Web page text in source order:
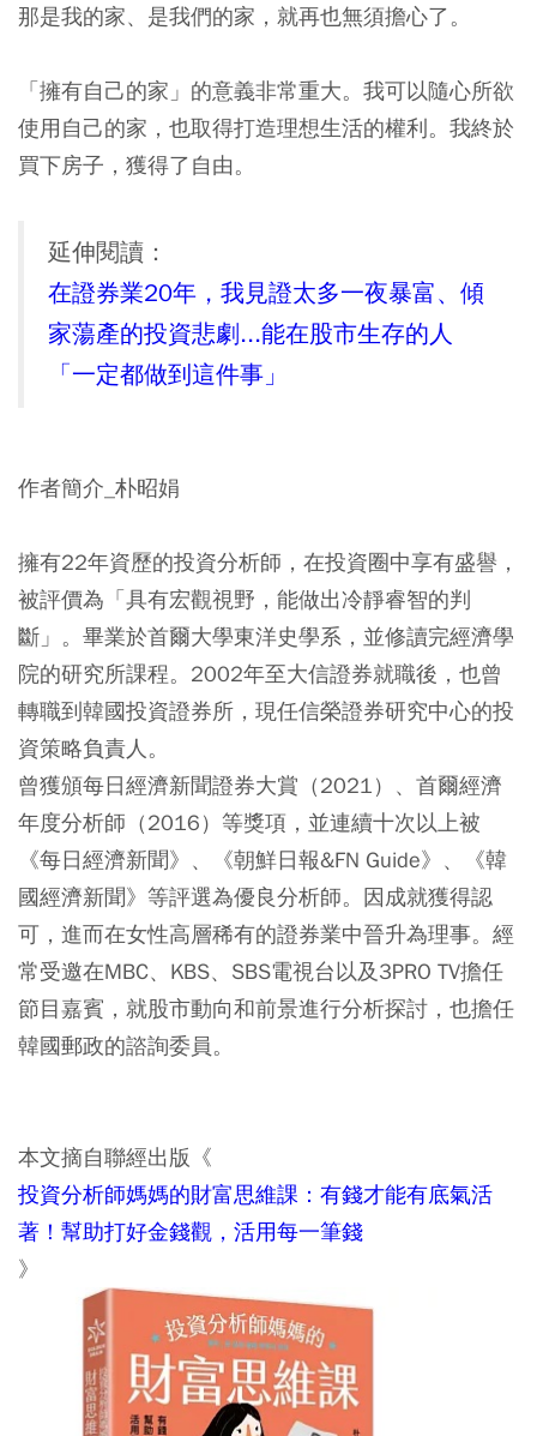
那是我的家、是我們的家，就再也無須擔心了。
「擁有自己的家」的意義非常重大。我可以隨心所欲
使用自己的家，也取得打造理想生活的權利。我終於
買下房子，獲得了自由。
延伸閱讀：
在證券業20年，我見證太多一夜暴富、傾
家蕩產的投資悲劇...能在股市生存的人
「一定都做到這件事」
作者簡介_朴昭娟
擁有22年資歷的投資分析師，在投資圈中享有盛譽，
被評價為「具有宏觀視野，能做出冷靜睿智的判
斷」。畢業於首爾大學東洋史學系，並修讀完經濟學
院的研究所課程。2002年至大信證券就職後，也曾
轉職到韓國投資證券所，現任信榮證券研究中心的投
資策略負責人。
曾獲頒每日經濟新聞證券大賞（2021）、首爾經濟
年度分析師（2016）等獎項，並連續十次以上被
《每日經濟新聞》、《朝鮮日報&FN Guide》、《韓
國經濟新聞》等評選為優良分析師。因成就獲得認
可，進而在女性高層稀有的證券業中晉升為理事。經
常受邀在MBC、KBS、SBS電視台以及3PRO TV擔任
節目嘉賓，就股市動向和前景進行分析探討，也擔任
韓國郵政的諮詢委員。
本文摘自聯經出版《
投資分析師媽媽的財富思維課：有錢才能有底氣活
著！幫助打好金錢觀，活用每一筆錢
》